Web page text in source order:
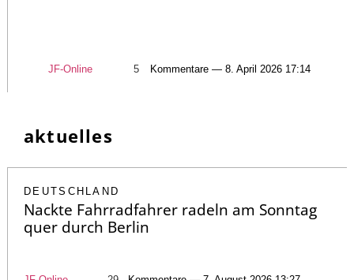
JF-Online 5 Kommentare — 8. April 2026 17:14
aktuelles
DEUTSCHLAND
Nackte Fahrradfahrer radeln am Sonntag
quer durch Berlin